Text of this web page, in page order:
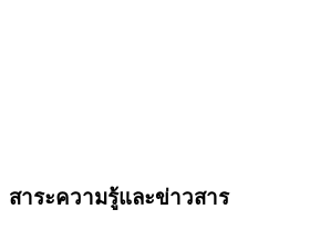
สาระความรู้และข่าวสาร